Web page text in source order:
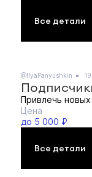
Все детали
@IlyaPanyushkin
Привлечь
Цена
до 5 000 ₽
Все детали